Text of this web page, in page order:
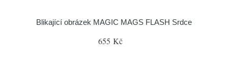
Blikající obrázek MAGIC MAGS FLASH Srdce
655 Kč